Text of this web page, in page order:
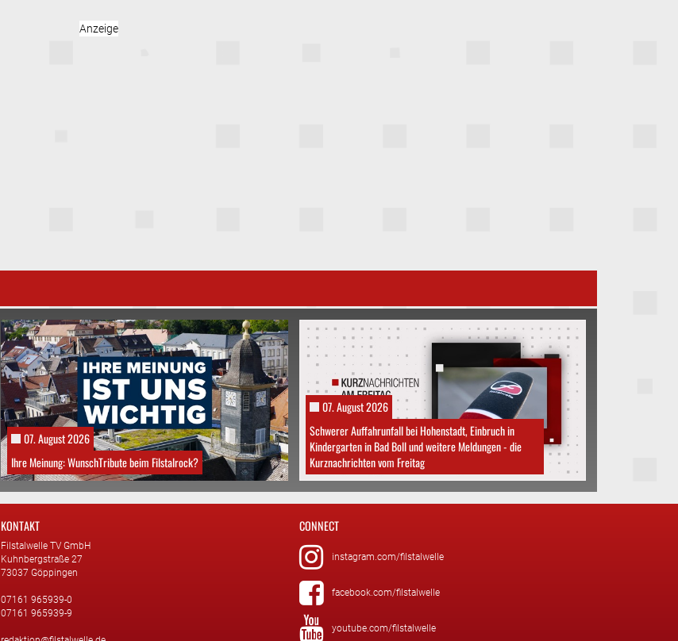
07. August 2026
Ihre Meinung: WunschTribute beim Filstalrock?
07. August 2026
Schwerer Auffahrunfall bei Hohenstadt, Einbruch in
Kindergarten in Bad Boll und weitere Meldungen - die
Kurznachrichten vom Freitag
KONTAKT
Filstalwelle TV GmbH
Kuhnbergstraße 27
73037 Göppingen
07161 965939-0
07161 965939-9
CONNECT
instagram.com/filstalwelle
facebook.com/filstalwelle
youtube.com/filstalwelle